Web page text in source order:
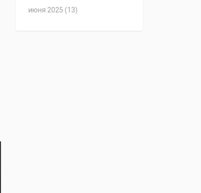
июня 2025 (13)